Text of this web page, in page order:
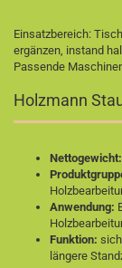
Einsatzbereich:
ergänzen, instand
Passende
Holzmann
Nettogewicht:
Anwendung:
Funktion:
längere